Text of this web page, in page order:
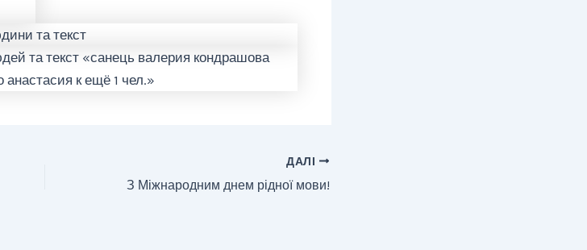
ДАЛІ
З Міжнародним днем рідної мови!